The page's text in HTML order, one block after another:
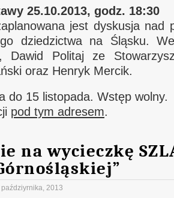
25.10.2013, godz. 18:30
jest dyskusja nad
dziedzictwa na Śląsku.
Dawid Politaj ze
oraz Henryk Mercik.
do 15 listopada. Wstęp wolny.
pod tym adresem.
na wycieczkę
paździyrnika, 2013